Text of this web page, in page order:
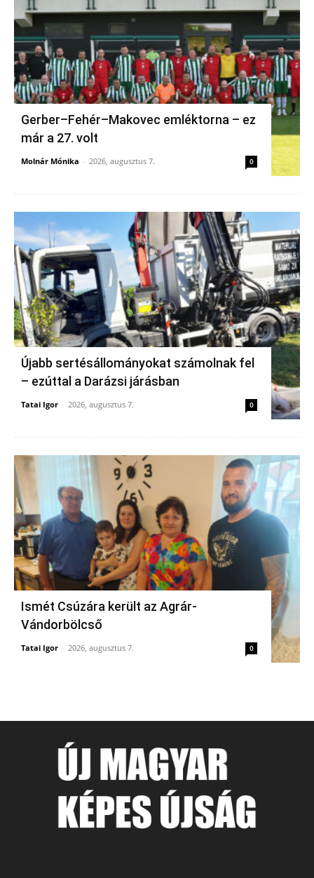
Gerber–Fehér–Makovec emléktorna – ez
már a 27. volt
Molnár Mónika - 2026, augusztus 7. 0
Újabb sertésállományokat számolnak fel
– ezúttal a Darázsi járásban
Tatai Igor - 2026, augusztus 7. 0
Ismét Csúzára került az Agrár-
Vándorbölcső
Tatai Igor - 2026, augusztus 7. 0